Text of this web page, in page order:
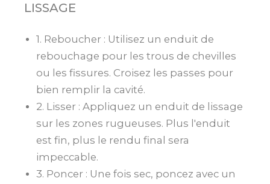
LISSAGE
1. Reboucher : Utilisez un enduit de
rebouchage pour les trous de chevilles
ou les fissures. Croisez les passes pour
bien remplir la cavité.
2. Lisser : Appliquez un enduit de lissage
sur les zones rugueuses. Plus l'enduit
est fin, plus le rendu final sera
impeccable.
3. Poncer : Une fois sec, poncez avec un